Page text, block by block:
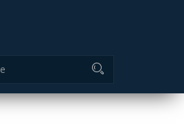
04 70 51 85 85
adc.lamaids@outlook.fr